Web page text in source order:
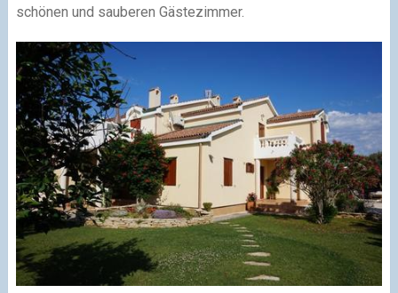
schönen und sauberen Gästezimmer.